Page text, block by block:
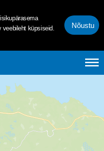
küpsiseid.
Nõustu